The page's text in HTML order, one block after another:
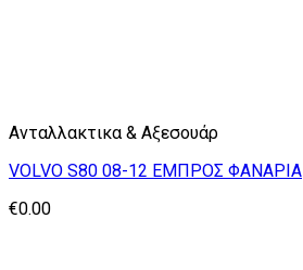
Ανταλλακτικα & Αξεσουάρ
VOLVO S80 08-12 ΕΜΠΡΟΣ ΦΑΝΑΡΙΑ
€0.00